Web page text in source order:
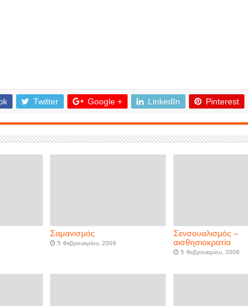
Twitter Google + LinkedIn Pinterest
Σαμανισμός
5 Φεβρουαρίου, 2009
Σενσουαλισμός –
αισθησιοκρατία
5 Φεβρουαρίου, 2009